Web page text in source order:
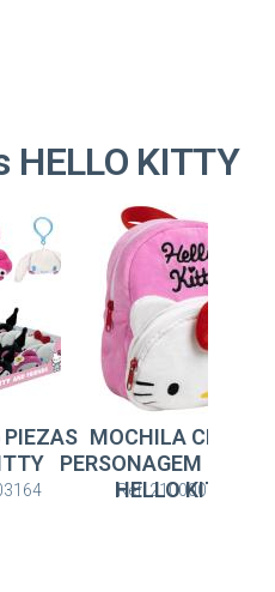
KITTY
PREMIUM
CHAVEIRO BLIND
HELLO KITTY
Ref: 2600003454